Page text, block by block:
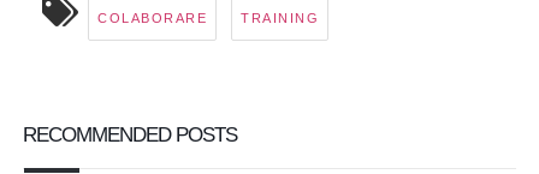
COLABORARE TRAINING
RECOMMENDED POSTS